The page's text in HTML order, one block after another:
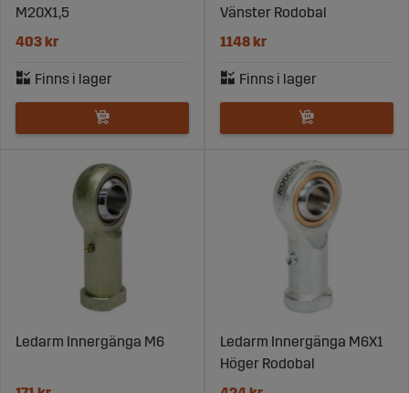
M20X1,5
403 kr
Vänster Rodobal
1148 kr
Ledarm Innergänga M6
Ledarm Innergänga M6X1
Höger Rodobal